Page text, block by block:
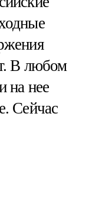
В любом
на нее
Сейчас